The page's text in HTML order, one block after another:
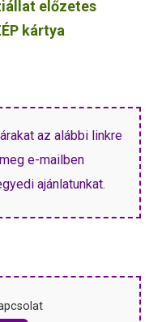
előzetes
kártya
az alábbi linkre
e-mailben
ajánlatunkat.